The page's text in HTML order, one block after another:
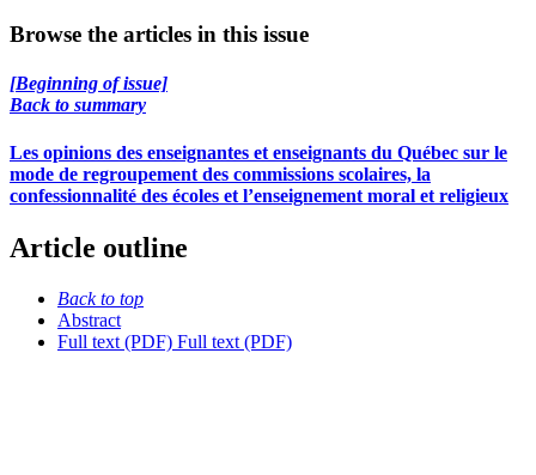
Browse the articles in this issue
[Beginning of issue]
Back to summary
Les opinions des enseignantes et enseignants du Québec sur le
mode de regroupement des commissions scolaires, la
confessionnalité des écoles et l’enseignement moral et religieux
Article outline
Back to top
Abstract
Full text (PDF) Full text (PDF)